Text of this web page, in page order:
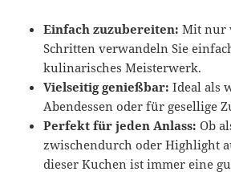
Einfach zuzubereiten: Mit nur
Schritten verwandeln Sie
kulinarisches Meisterwerk.
Vielseitig genießbar: Ideal als
Abendessen oder für gesellige
Perfekt für jeden Anlass: Ob
zwischendurch oder Highlight
dieser Kuchen ist immer eine